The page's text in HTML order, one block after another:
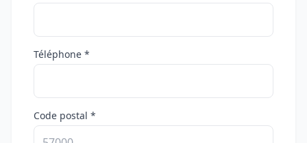
Téléphone *
Code postal *